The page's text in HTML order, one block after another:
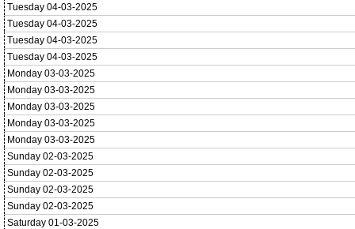
Tuesday 04-03-2025
Tuesday 04-03-2025
Tuesday 04-03-2025
Tuesday 04-03-2025
Monday 03-03-2025
Monday 03-03-2025
Monday 03-03-2025
Monday 03-03-2025
Monday 03-03-2025
Sunday 02-03-2025
Sunday 02-03-2025
Sunday 02-03-2025
Sunday 02-03-2025
Saturday 01-03-2025